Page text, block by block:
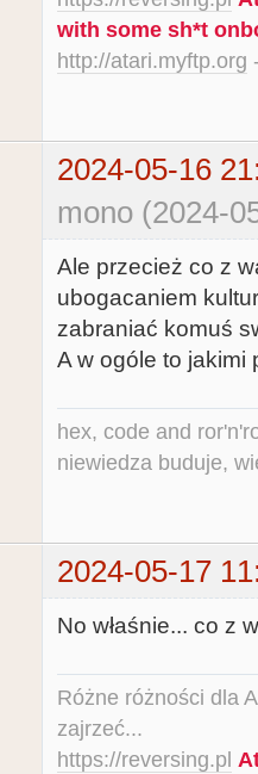
with some sh*t
http://atari.myftp.org
2024-05-16
mono (2024-
Ale przecież co z
ubogacaniem
zabraniać komuś
A w ogóle to jakimi
hex, code and
niewiedza buduje,
2024-05-17
No właśnie... co z
Różne różności dla
zajrzeć...
https://reversing.pl